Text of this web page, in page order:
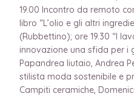
19.00 Incontro da remoto
libro “L’olio e gli altri
(Rubbettino); ore 19.30 “I
innovazione una sfida per i
Papandrea liutaio, Andrea
stilista moda sostenibile e
Campiti ceramiche,